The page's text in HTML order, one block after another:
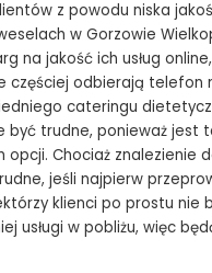
z powodu niska
w Gorzowie
na jakość ich usług
częściej odbierają telefon
cateringu
być trudne, ponieważ jest
opcji. Chociaż znalezienie
jeśli najpierw
klienci po prostu nie
usługi w pobliżu, więc